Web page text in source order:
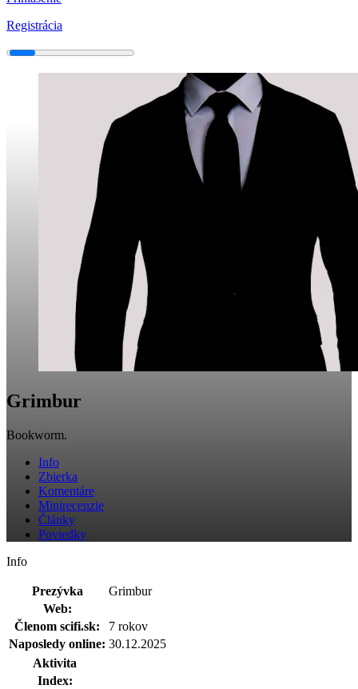
Registrácia
Grimbur
Bookworm.
Info
Zbierka
Komentáre
Minirecenzie
Články
Poviedky
Info
Prezývka
Grimbur
Web:
Členom scifi.sk:
7 rokov
Naposledy online: 30.12.2025
Aktivita
Index: